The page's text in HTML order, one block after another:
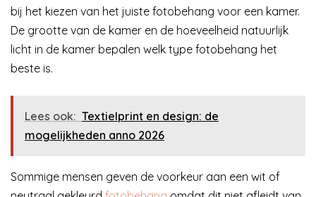
bij het kiezen van het juiste fotobehang voor een kamer.
De grootte van de kamer en de hoeveelheid natuurlijk
licht in de kamer bepalen welk type fotobehang het
beste is.
Lees ook: Textielprint en design: de
mogelijkheden anno 2026
Sommige mensen geven de voorkeur aan een wit of